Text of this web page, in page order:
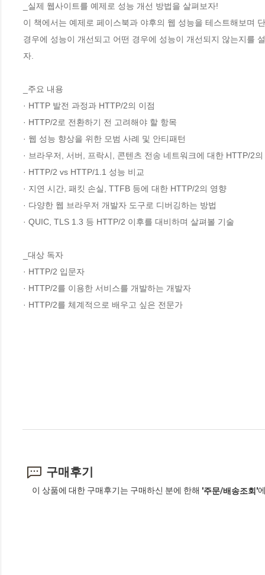
_실제 웹사이트를 예제로 성능 개선 방법을 살펴보자!
이 책에서는 예제로 페이스북과 야후의 웹 성능을 테스트해보며
경우에 성능이 개선되고 어떤 경우에 성능이 개선되지 않는지를
자.
_주요 내용
· HTTP 발전 과정과 HTTP/2의 이점
· HTTP/2로 전환하기 전 고려해야 할 항목
· 웹 성능 향상을 위한 모범 사례 및 안티패턴
· 브라우저, 서버, 프락시, 콘텐츠 전송 네트워크에 대한 HTTP/2
· HTTP/2 vs HTTP/1.1 성능 비교
· 지연 시간, 패킷 손실, TTFB 등에 대한 HTTP/2의 영향
· 다양한 웹 브라우저 개발자 도구로 디버깅하는 방법
· QUIC, TLS 1.3 등 HTTP/2 이후를 대비하며 살펴볼 기술
_대상 독자
· HTTP/2 입문자
· HTTP/2를 이용한 서비스를 개발하는 개발자
· HTTP/2를 체계적으로 배우고 싶은 전문가
구매후기
이 상품에 대한 구매후기는 구매하신 분에 한해 '주문/배송조회'